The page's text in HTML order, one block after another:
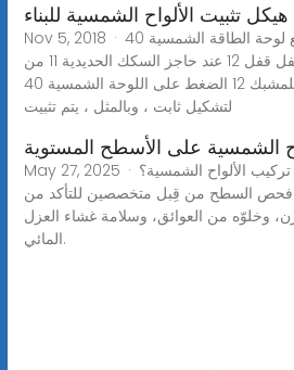
هيكل تثبيت الألواح الشمسية للبناء
Nov 5, 2018 · في الفتحة 13 ، يتم وضع لوحة الطاقة الشمسية 40
على السكة 10 ، ويتم قفل قفل 12 عند حاجز السكك الحديدية 11 من
السكة 10 ، بحيث يمكن للمشبك 12 الضغط على اللوحة الشمسية 40
لتشكيل ثابت ، وبالمثل ، يتم تثبيت
الشمسية على الأسطح المستوية
May 27, 2025 · ما الذي يجب مراعاته قبل تركيب الألواح الشمسية؟
فحص السطح من قِبل متخصصين للتأكد من
وخلوّه من العوائق، وسلامة غشاء العزل
المائي.